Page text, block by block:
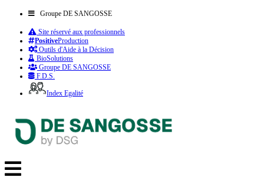
Groupe DE SANGOSSE
Site réservé aux professionnels
PositiveProduction
Outils d'Aide à la Décision
BioSolutions
Groupe DE SANGOSSE
F.D.S.
Index Egalité